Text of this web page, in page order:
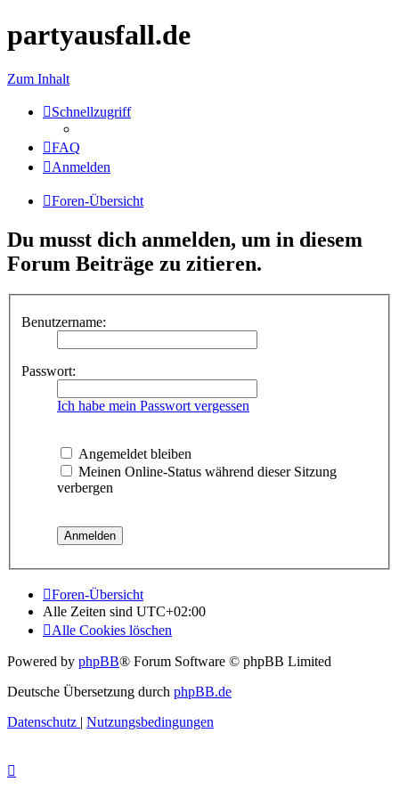
partyausfall.de
Zum Inhalt
Schnellzugriff
FAQ
Anmelden
Foren-Übersicht
Du musst dich anmelden, um in diesem
Forum Beiträge zu zitieren.
Benutzername:
Passwort:
Ich habe mein Passwort vergessen
Angemeldet bleiben
Meinen Online-Status während dieser Sitzung
verbergen
Foren-Übersicht
Alle Zeiten sind UTC+02:00
Alle Cookies löschen
Powered by phpBB® Forum Software © phpBB Limited
Deutsche Übersetzung durch phpBB.de
Datenschutz | Nutzungsbedingungen